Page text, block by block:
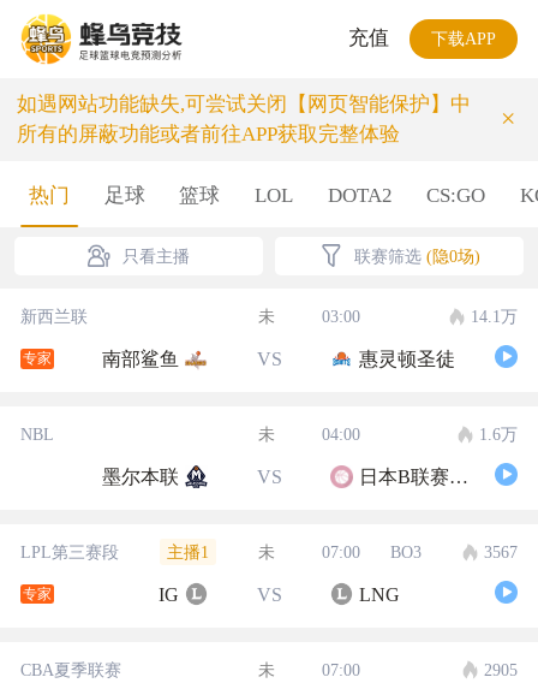
充值 下载APP
如遇网站功能缺失,可尝试关闭【网页智能保护】中
所有的屏蔽功能或者前往APP获取完整体验
×
热门 足球 篮球 LOL DOTA2 CS:GO
只看主播 联赛筛选 (隐0场)
新西兰联 未 03:00 14.1万
专家 南部鲨鱼 VS 惠灵顿圣徒
NBL 未 04:00 1.6万
墨尔本联 VS 日本B联赛联队
LPL第三赛段 主播1 未 07:00 BO3 3567
专家 IG VS LNG
CBA夏季联赛 未 07:00 2905